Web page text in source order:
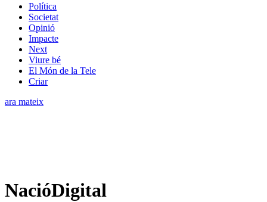
Política
Societat
Opinió
Impacte
Next
Viure bé
El Món de la Tele
Criar
ara mateix
NacióDigital